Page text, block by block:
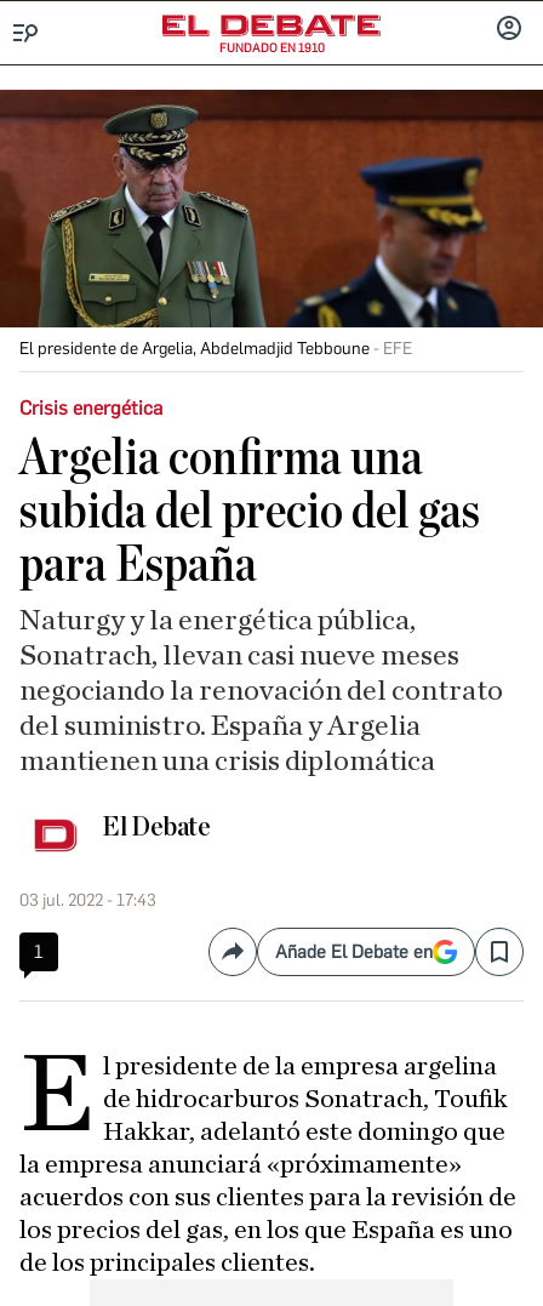
FUNDADO EN 1910
El presidente de Argelia, Abdelmadjid Tebboune EFE
Crisis energética
Argelia confirma una
subida del precio del gas
para España
Naturgy y la energética pública,
Sonatrach, llevan casi nueve meses
negociando la renovación del contrato
del suministro. España y Argelia
mantienen una crisis diplomática
El Debate
03 jul. 2022 - 17:43
1 CompartirAñade El Debate en Save
E l presidente de la empresa argelina
de hidrocarburos Sonatrach, Toufik
Hakkar, adelantó este domingo que
la empresa anunciará «próximamente»
acuerdos con sus clientes para la revisión de
los precios del gas, en los que España es uno
de los principales clientes.